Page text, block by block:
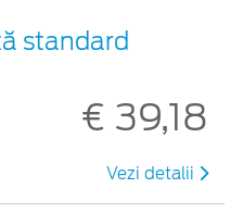
standard
€ 39,18
Vezi detalii